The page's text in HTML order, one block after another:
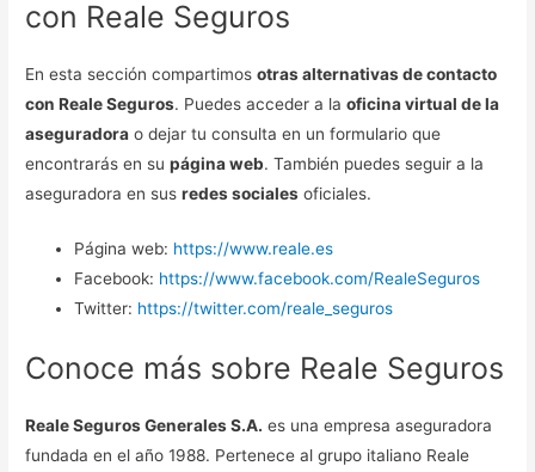
con Reale Seguros
En esta sección compartimosotras alternativas de contacto
con Reale Seguros. Puedes acceder a laoficina virtual de la
aseguradora o dejar tu consulta en un formulario que
encontrarás en supágina web. También puedes seguir a la
aseguradora en susredes sociales oficiales.
Página web: https://www.reale.es
Facebook: https://www.facebook.com/RealeSeguros
Twitter: https://twitter.com/reale_seguros
Conoce más sobre Reale Seguros
Reale Seguros Generales S.A. es una empresa aseguradora
fundada en el año 1988. Pertenece al grupo italiano Reale